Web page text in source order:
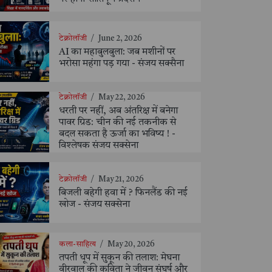
टेक्नोलॉजी / June 2, 2026
AI का महाबुलबुला: जब मशीनों पर
भरोसा महंगा पड़ गया - संजय सक्सैना
टेक्नोलॉजी / May 22, 2026
धरती पर नहीं, अब अंतरिक्ष में बनेगा
पावर ग्रिड: चीन की नई तकनीक से
बदल सकता है ऊर्जा का भविष्य ! -
विश्लेषक संजय सक्सेना
टेक्नोलॉजी / May 21, 2026
बिजली बहेगी हवा में ? फिनलैंड की नई
खोज - संजय सक्सेना
कला-साहित्य / May 20, 2026
तपती धूप में सुकून की तलाश: मेघना
वीरवाल की कविता ने जीवन संघर्ष और